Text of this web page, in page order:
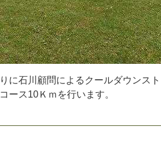
り に石川 顧問に よ る ク ールダウ ンス ト
コ ース10Ｋ ｍ を行い ま す。